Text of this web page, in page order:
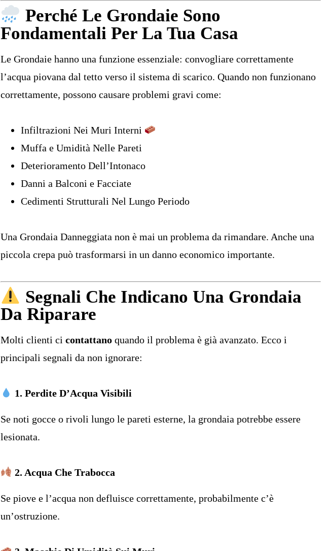
Perché Le Grondaie Sono
Fondamentali Per La Tua Casa
Le Grondaie hanno una funzione essenziale: convogliare correttamente
l’acqua piovana dal tetto verso il sistema di scarico. Quando non funzionano
correttamente, possono causare problemi gravi come:
Infiltrazioni Nei Muri Interni
Muffa e Umidità Nelle Pareti
Deterioramento Dell’Intonaco
Danni a Balconi e Facciate
Cedimenti Strutturali Nel Lungo Periodo
Una Grondaia Danneggiata non è mai un problema da rimandare. Anche una
piccola crepa può trasformarsi in un danno economico importante.
Segnali Che Indicano Una Grondaia
Da Riparare
Molti clienti ci contattano quando il problema è già avanzato. Ecco i
principali segnali da non ignorare:
1. Perdite D’Acqua Visibili
Se noti gocce o rivoli lungo le pareti esterne, la grondaia potrebbe essere
lesionata.
2. Acqua Che Trabocca
Se piove e l’acqua non defluisce correttamente, probabilmente c’è
un’ostruzione.